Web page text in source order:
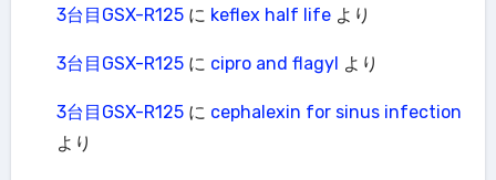
3台目GSX-R125に keflex half lifeより
3台目GSX-R125に cipro and flagyl より
3台目GSX-R125に cephalexin for sinus infection
より